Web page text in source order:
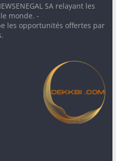
SA relayant les
monde. -
les opportunités offertes par